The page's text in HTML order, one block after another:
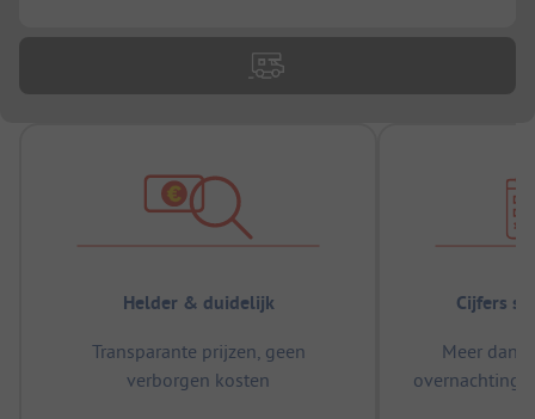
Helder & duidelijk
Transparante prijzen, geen
verborgen kosten
Cijfers
Meer dan